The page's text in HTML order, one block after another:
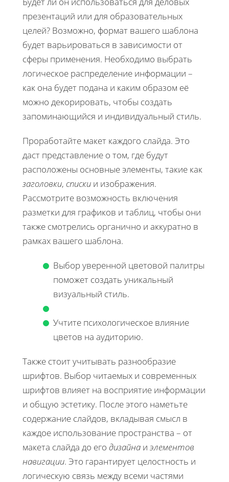
презентаций или для образовательных
целей? Возможно, формат вашего шаблона
будет варьироваться в зависимости от
сферы применения. Необходимо выбрать
логическое распределение информации –
как она будет подана и каким образом её
можно декорировать, чтобы создать
запоминающийся и индивидуальный стиль.
Проработайте макет каждого слайда. Это
даст представление о том, где будут
расположены основные элементы, такие как
заголовки, списки и изображения.
Рассмотрите возможность включения
разметки для графиков и таблиц, чтобы они
также смотрелись органично и аккуратно в
рамках вашего шаблона.
Выбор уверенной цветовой палитры
поможет создать уникальный
визуальный стиль.
Учтите психологическое влияние
цветов на аудиторию.
Также стоит учитывать разнообразие
шрифтов. Выбор читаемых и современных
шрифтов влияет на восприятие информации
и общую эстетику. После этого наметьте
содержание слайдов, вкладывая смысл в
каждое использование пространства – от
макета слайда до его дизайна и элементов
навигации. Это гарантирует целостность и
логическую связь между всеми частями